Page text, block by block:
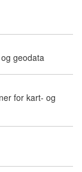
geodata
for kart- og